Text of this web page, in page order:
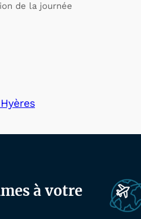
de la journée
à votre